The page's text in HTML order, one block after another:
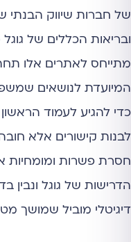
של חברות שיווק הבנתי
ובריאות הכללים של
המיועדת לנושאים
כדי להגיע לעמוד
לבנות קישורים אלא
חסרת פשרות ומומחיות
הדרישות של גוגל ונבין
דיגיטלי מוביל שמושך